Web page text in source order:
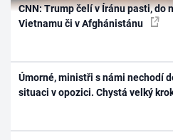
CNN: Trump čelí v Íránu pasti, do
Vietnamu či v Afghánistánu
Úmorné, ministři s námi nechodí
situaci v opozici. Chystá velký